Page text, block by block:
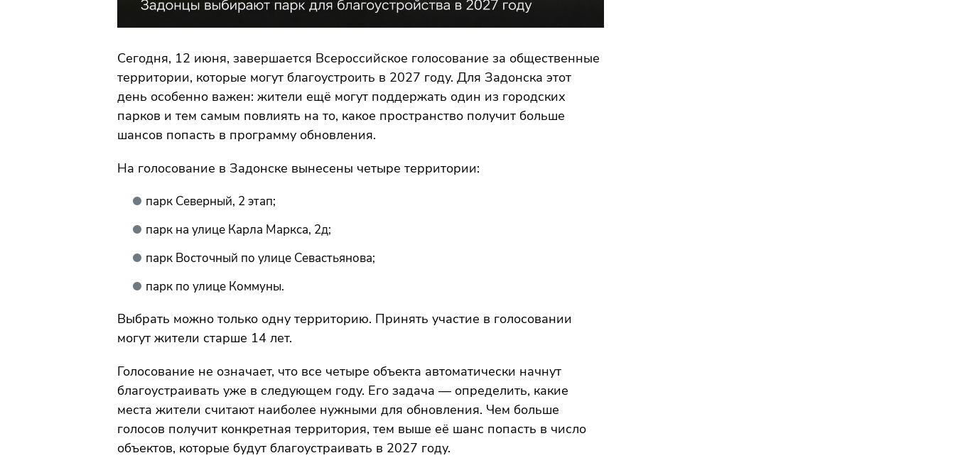
Сегодня, 12 июня, завершается Всероссийское голосование за общественные
территории, которые могут благоустроить в 2027 году. Для Задонска этот
день особенно важен: жители ещё могут поддержать один из городских
парков и тем самым повлиять на то, какое пространство получит больше
шансов попасть в программу обновления.
На голосование в Задонске вынесены четыре территории:
парк Северный, 2 этап;
парк на улице Карла Маркса, 2д;
парк Восточный по улице Севастьянова;
парк по улице Коммуны.
Выбрать можно только одну территорию. Принять участие в голосовании
могут жители старше 14 лет.
Голосование не означает, что все четыре объекта автоматически начнут
благоустраивать уже в следующем году. Его задача — определить, какие
места жители считают наиболее нужными для обновления. Чем больше
голосов получит конкретная территория, тем выше её шанс попасть в число
объектов, которые будут благоустраивать в 2027 году.